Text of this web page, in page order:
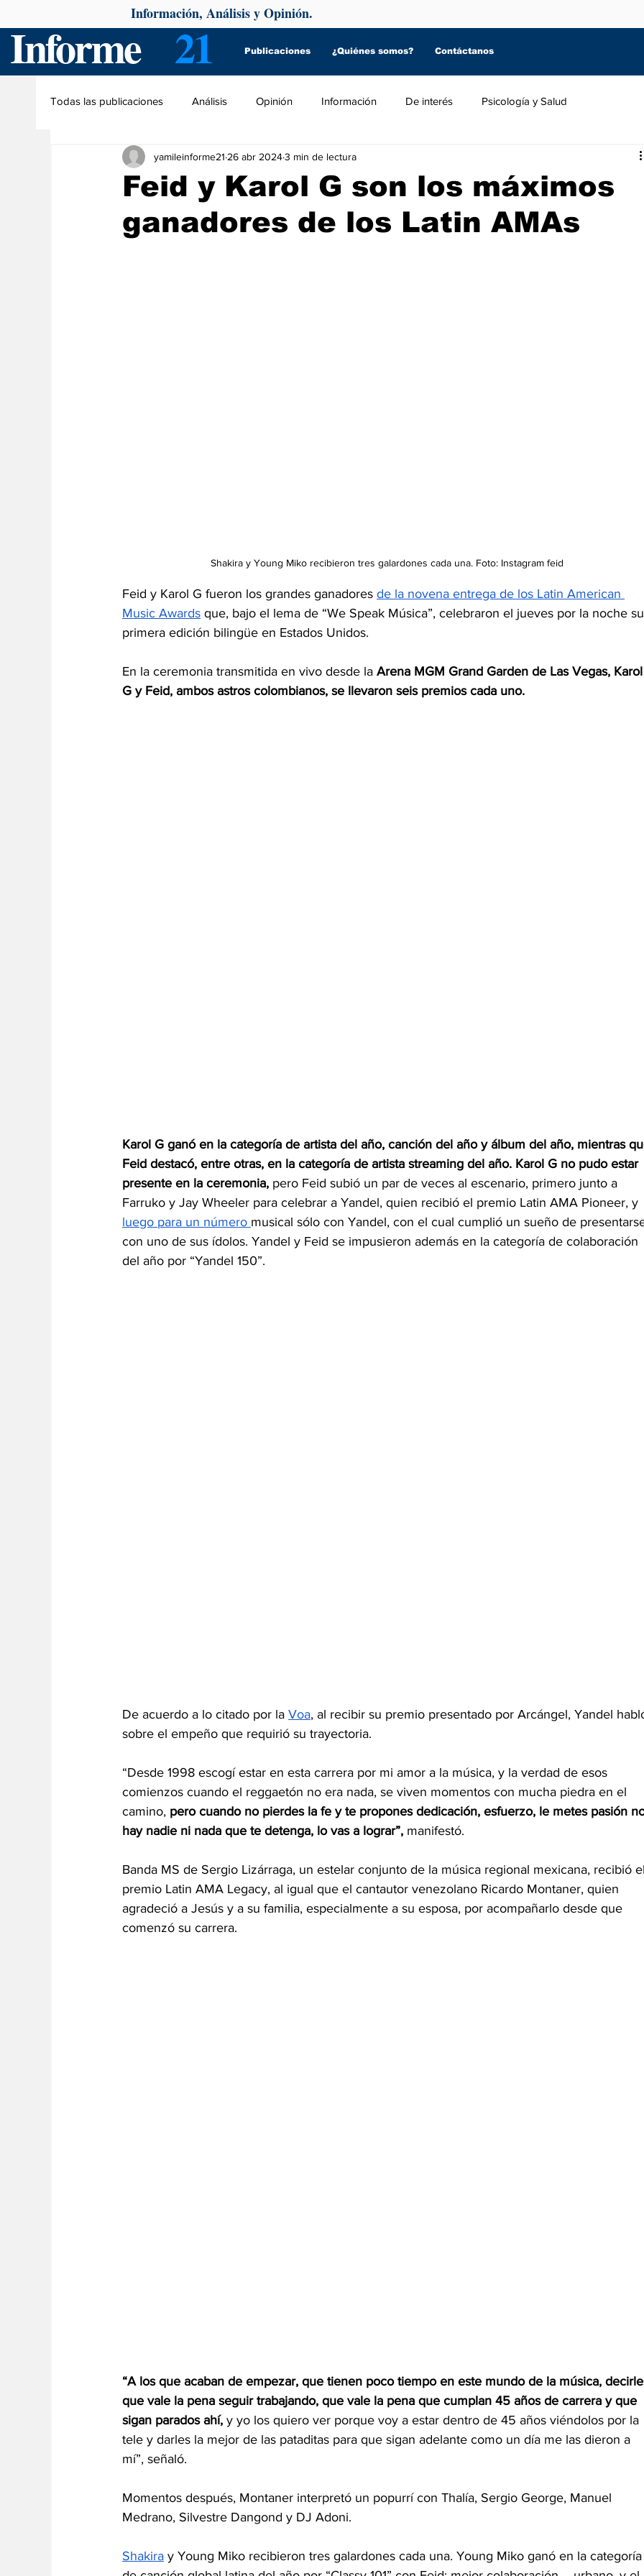
Informe 21 Publicaciones ¿Quiénes somos? Contáctanos
Información, Análisis y Opinión.
Todas las publicaciones Análisis Opinión Información De interés Psicología y Salud
Feid y Karol G son los máximos
ganadores de los Latin AMAs
yamileinforme21 26 abr 20243 min de lectura
Shakira y Young Miko recibieron tres galardones cada una. Foto: Instagram feid
Feid y Karol G fueron los grandes ganadores de la novena entrega de los Latin American
Music Awards que, bajo el lema de “We Speak Música”, celebraron el jueves por la noche
primera edición bilingüe en Estados Unidos.
En la ceremonia transmitida en vivo desde la Arena MGM Grand Garden de Las Vegas,
G y Feid, ambos astros colombianos, se llevaron seis premios cada uno.
Karol G ganó en la categoría de artista del año, canción del año y álbum del año, mientras
Feid destacó, entre otras, en la categoría de artista streaming del año. Karol G no pudo estar
presente en la ceremonia, pero Feid subió un par de veces al escenario, primero junto a
Farruko y Jay Wheeler para celebrar a Yandel, quien recibió el premio Latin AMA Pioneer, y
luego para un número musical sólo con Yandel, con el cual cumplió un sueño de
con uno de sus ídolos. Yandel y Feid se impusieron además en la categoría de colaboración
del año por “Yandel 150”.
De acuerdo a lo citado por la Voa, al recibir su premio presentado por Arcángel, Yandel
sobre el empeño que requirió su trayectoria.
“Desde 1998 escogí estar en esta carrera por mi amor a la música, y la verdad de esos
comienzos cuando el reggaetón no era nada, se viven momentos con mucha piedra en el
camino, pero cuando no pierdes la fe y te propones dedicación, esfuerzo, le metes pasión
hay nadie ni nada que te detenga, lo vas a lograr”, manifestó.
Banda MS de Sergio Lizárraga, un estelar conjunto de la música regional mexicana, recibió
premio Latin AMA Legacy, al igual que el cantautor venezolano Ricardo Montaner, quien
agradeció a Jesús y a su familia, especialmente a su esposa, por acompañarlo desde que
comenzó su carrera.
“A los que acaban de empezar, que tienen poco tiempo en este mundo de la música,
que vale la pena seguir trabajando, que vale la pena que cumplan 45 años de carrera y que
sigan parados ahí, y yo los quiero ver porque voy a estar dentro de 45 años viéndolos por la
tele y darles la mejor de las pataditas para que sigan adelante como un día me las dieron a
mí”, señaló.
Momentos después, Montaner interpretó un popurrí con Thalía, Sergio George, Manuel
Medrano, Silvestre Dangond y DJ Adoni.
Shakira y Young Miko recibieron tres galardones cada una. Young Miko ganó en la